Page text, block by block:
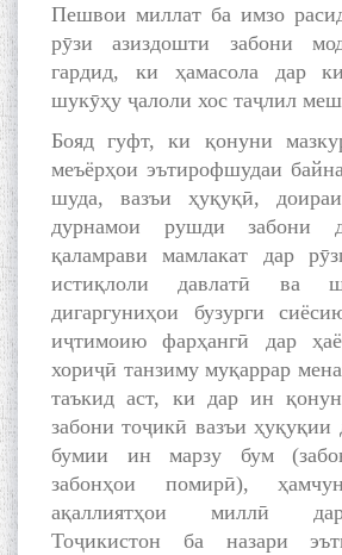
Пешвои миллат ба имзо
рӯзи азиздошти забони
гардид, ки ҳамасола дар
шукӯҳу ҷалоли хос таҷлил
Бояд гуфт, ки қонуни
меъёрҳои эътирофшудаи
шуда, вазъи ҳуқуқӣ,
дурнамои рушди забони
қаламрави мамлакат дар
истиқлоли давлатӣ ва
дигаргуниҳои бузурги
иҷтимоию фарҳангӣ дар
хориҷӣ танзиму муқаррар
таъкид аст, ки дар ин
забони тоҷикӣ вазъи ҳуқуқии
бумии ин марзу бум
забонҳои помирӣ),
ақаллиятҳои миллӣ
Тоҷикистон ба назари